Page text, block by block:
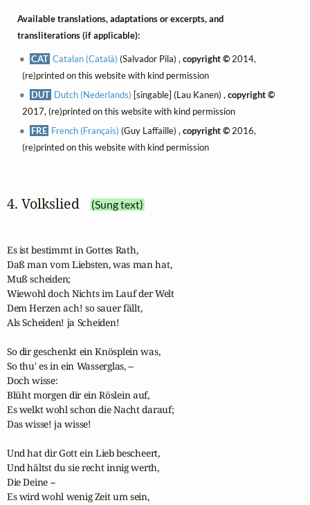
Available translations, adaptations or excerpts, and
transliterations (if applicable):
CAT Catalan (Català) (Salvador Pila) ,copyright © 2014,
(re)printed on this website with kind permission
DUT Dutch (Nederlands) [singable] (Lau Kanen) ,copyright ©
2017, (re)printed on this website with kind permission
FRE French (Français) (Guy Laffaille) ,copyright © 2016,
(re)printed on this website with kind permission
4. Volkslied (Sung text)
Es ist bestimmt in Gottes Rath,
Daß man vom Liebsten, was man hat,
Muß scheiden;
Wiewohl doch Nichts im Lauf der Welt
Dem Herzen ach! so sauer fällt,
Als Scheiden! ja Scheiden!
So dir geschenkt ein Knösplein was,
So thu' es in ein Wasserglas, --
Doch wisse:
Blüht morgen dir ein Röslein auf,
Es welkt wohl schon die Nacht darauf;
Das wisse! ja wisse!
Und hat dir Gott ein Lieb bescheert,
Und hältst du sie recht innig werth,
Die Deine --
Es wird wohl wenig Zeit um sein,